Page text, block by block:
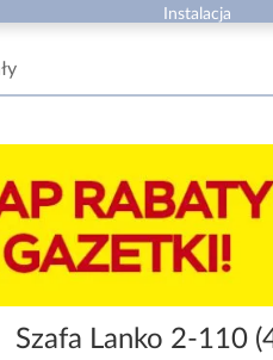
Instalacja
Szafa Lanko 2-110